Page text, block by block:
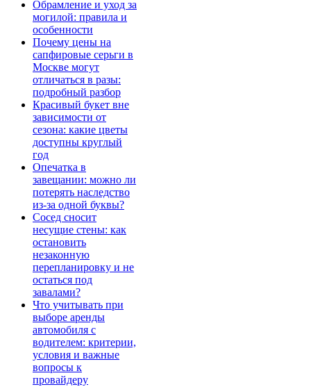
Обрамление и уход за
могилой: правила и
особенности
Почему цены на
сапфировые серьги в
Москве могут
отличаться в разы:
подробный разбор
Красивый букет вне
зависимости от
сезона: какие цветы
доступны круглый
год
Опечатка в
завещании: можно ли
потерять наследство
из-за одной буквы?
Сосед сносит
несущие стены: как
остановить
незаконную
перепланировку и не
остаться под
завалами?
Что учитывать при
выборе аренды
автомобиля с
водителем: критерии,
условия и важные
вопросы к
провайдеру